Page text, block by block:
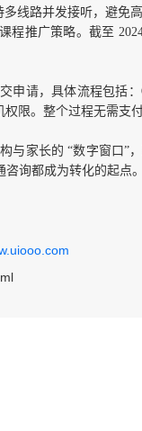
线路并发接听，避免
程推广策略。截至
申请，具体流程包括
限。整个过程无需支
与家长的 “数字窗口”
询都成为转化的起点。